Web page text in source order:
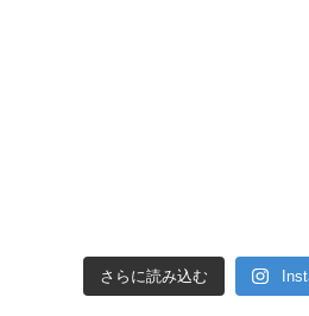
さらに読み込む